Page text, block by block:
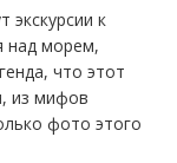
экскурсии к
над морем,
что этот
из мифов
фото этого